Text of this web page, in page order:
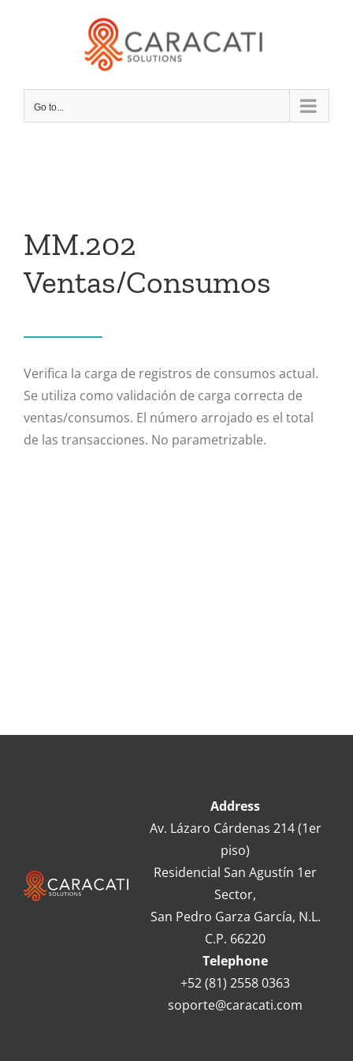
Go to...
MM.202
Ventas/Consumos
Verifica la carga de registros de consumos actual.
Se utiliza como validación de carga correcta de
ventas/consumos. El número arrojado es el total
de las transacciones. No parametrizable.
Address
Av. Lázaro Cárdenas 214 (1er
piso)
Residencial San Agustín 1er
Sector,
San Pedro Garza García, N.L.
C.P. 66220
Telephone
+52 (81) 2558 0363
soporte@caracati.com